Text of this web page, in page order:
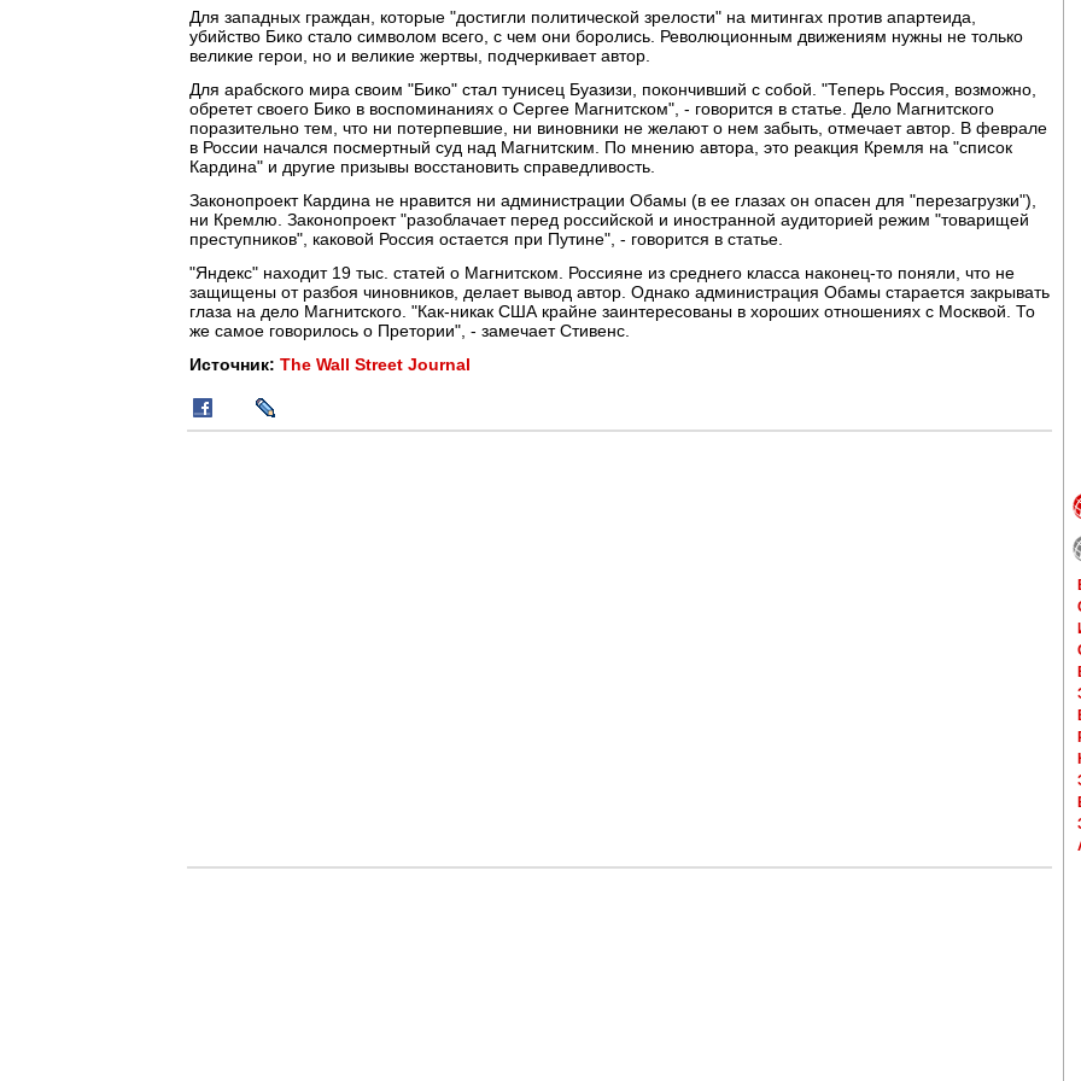
Для западных граждан, которые "достигли политической зрелости" на митингах против апартеида,
убийство Бико стало символом всего, с чем они боролись. Революционным движениям нужны не только
великие герои, но и великие жертвы, подчеркивает автор.
Для арабского мира своим "Бико" стал тунисец Буазизи, покончивший с собой. "Теперь Россия, возможно,
обретет своего Бико в воспоминаниях о Сергее Магнитском", - говорится в статье. Дело Магнитского
поразительно тем, что ни потерпевшие, ни виновники не желают о нем забыть, отмечает автор. В феврале
в России начался посмертный суд над Магнитским. По мнению автора, это реакция Кремля на "список
Кардина" и другие призывы восстановить справедливость.
Законопроект Кардина не нравится ни администрации Обамы (в ее глазах он опасен для "перезагрузки"),
ни Кремлю. Законопроект "разоблачает перед российской и иностранной аудиторией режим "товарищей
преступников", каковой Россия остается при Путине", - говорится в статье.
"Яндекс" находит 19 тыс. статей о Магнитском. Россияне из среднего класса наконец-то поняли, что не
защищены от разбоя чиновников, делает вывод автор. Однако администрация Обамы старается закрывать
глаза на дело Магнитского. "Как-никак США крайне заинтересованы в хороших отношениях с Москвой. То
же самое говорилось о Претории", - замечает Стивенс.
Источник: The Wall Street Journal